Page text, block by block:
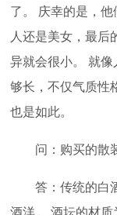
了。 庆幸的是，
人还是美女，最后
异就会很小。 就
够长，不仅气质性
也是如此。
问：购买的散
答：传统的白
酒洋。 酒坛的材